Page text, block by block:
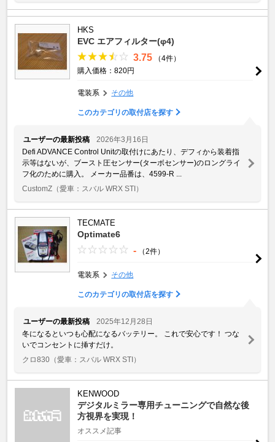
HKS
EVC エアフィルター(φ4)
3.75
（4件）
購入価格：820円
電装系 その他
このカテゴリの取付店を探す
ユーザーの最新投稿
2026年3月16日
Defi ADVANCE Control Unitの取付けにあたり、デフィから装着指
示等はないが、ブースト圧センサー(ターボセンサー)のロングライ
フ化のために購入。 メーカー品番は、4599-R ...
CustomZ （愛車：スバル WRX STI）
TECMATE
Optimate6
- （2件）
電装系 その他
このカテゴリの取付店を探す
ユーザーの最新投稿
2025年12月28日
冬になるといつも心配になるバッテリー。 これで安心です！ つな
いでコンセントに挿すだけ。
クロ830 （愛車：スバル WRX STI）
KENWOOD
デジタルミラー専用チューニングで自然な後
方視界を実現！
オススメ記事